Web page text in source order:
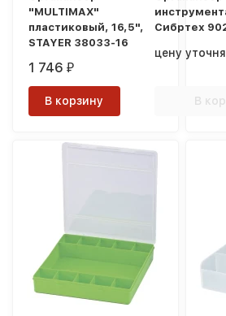
"MULTIMAX"
пластиковый, 16,5",
STAYER 38033-16
1 746₽
В корзину
Сибртех
цену
В